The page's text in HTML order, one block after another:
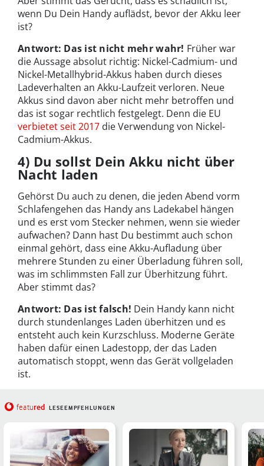
wenn Du Dein Handy auflädst, bevor der Akku leer
ist?
Antwort: Das ist nicht mehr wahr! Früher war
die Aussage absolut richtig: Nickel-Cadmium- und
Nickel-Metallhybrid-Akkus haben durch dieses
Ladeverhalten an Akku-Laufzeit verloren. Neue
Akkus sind davon aber nicht mehr betroffen und
das ist sogar rechtlich festgelegt. Denn die EU
verbietet seit 2017 die Verwendung von Nickel-
Cadmium-Akkus.
4) Du sollst Dein Akku nicht über
Nacht laden
Gehörst Du auch zu denen, die jeden Abend vorm
Schlafengehen das Handy ans Ladekabel hängen
und es erst vom Stecker nehmen, wenn sie wieder
aufwachen? Dann hast Du bestimmt auch schon
einmal gehört, dass eine Akku-Aufladung über
mehrere Stunden zu einer Überladung führen soll,
was im schlimmsten Fall zur Überhitzung führt.
Aber stimmt das?
Antwort: Das ist falsch! Dein Handy kann nicht
durch stundenlanges Laden überhitzen und es
entsteht auch kein Kurzschluss. Moderne Geräte
haben dafür einen Ladestopp, der das Laden
automatisch stoppt, wenn das Gerät vollgeladen
ist.
featured LESEEMPFEHLUNGEN